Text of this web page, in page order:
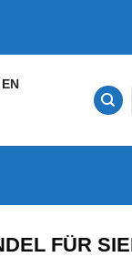
FÜR